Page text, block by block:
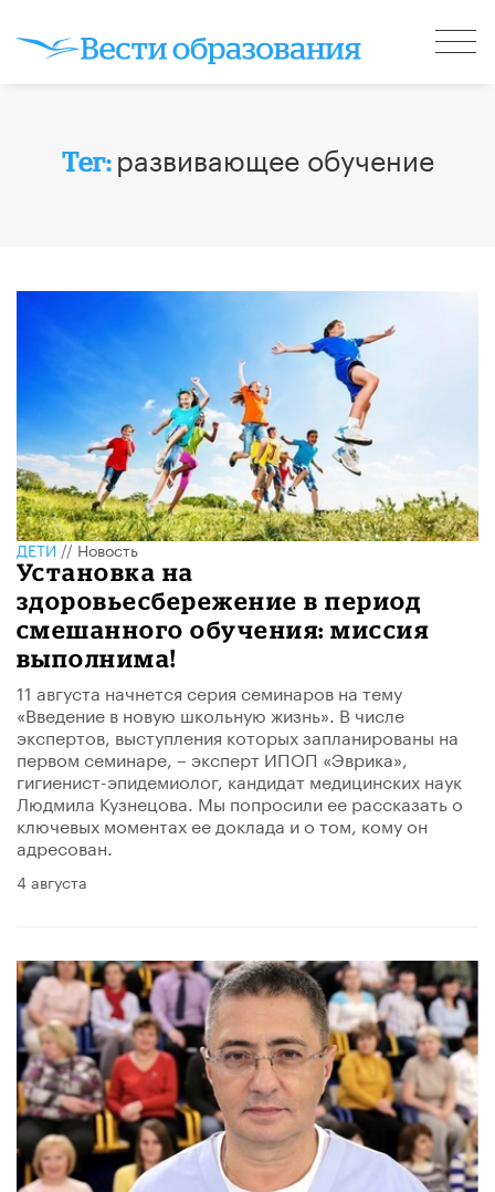
Тег: развивающее обучение
ДЕТИ//Новость
​Установка на
здоровьесбережение в период
смешанного обучения: миссия
выполнима!
11 августа начнется серия семинаров на тему
«Введение в новую школьную жизнь». В числе
экспертов, выступления которых запланированы на
первом семинаре, – эксперт ИПОП «Эврика»,
гигиенист-эпидемиолог, кандидат медицинских наук
Людмила Кузнецова. Мы попросили ее рассказать о
ключевых моментах ее доклада и о том, кому он
адресован.
4 августа